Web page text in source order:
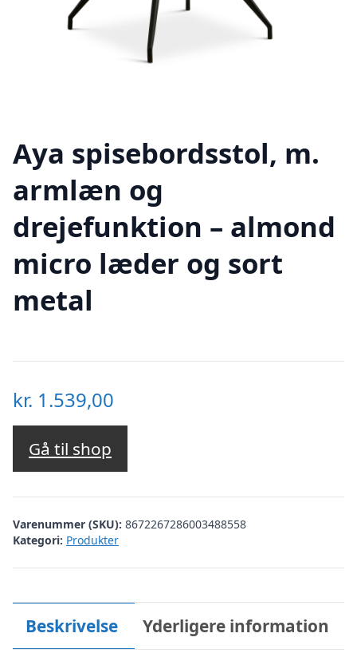
Aya spisebordsstol, m.
armlæn og
drejefunktion – almond
micro læder og sort
metal
kr. 1.539,00
Gå til shop
Varenummer (SKU): 8672267286003488558
Kategori: Produkter
Beskrivelse Yderligere information